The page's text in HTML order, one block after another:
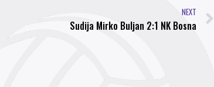
NEXT
Sudija Mirko Buljan 2:1 NK Bosna